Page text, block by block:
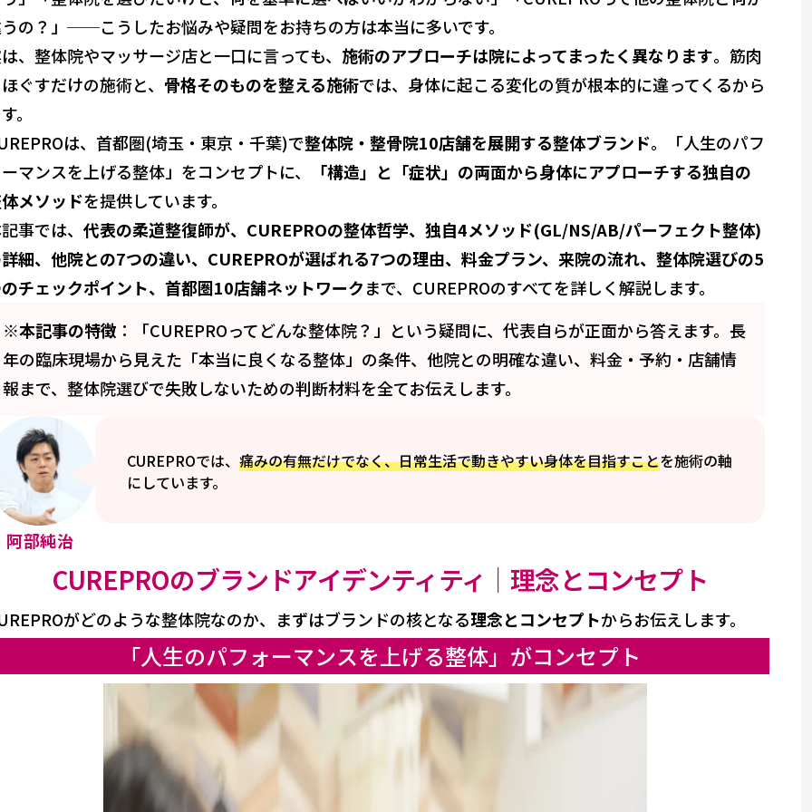
の？」──こうしたお悩みや疑問をお持ちの方は本当に多いです。
、整体院やマッサージ店と一口に言っても、 施術のアプローチは院によってまったく異なります。筋肉
ぐすだけの施術と、 骨格そのものを整える施術では、身体に起こる変化の質が根本的に違ってくるから
。
は、首都圏(埼玉・東京・千葉)で整体院・整骨院10店舗を展開する整体ブランド。「人生のパフ
マンスを上げる整体」をコンセプトに、
「構造」と「症状」の両面から身体にアプローチする独自の
メソッドを提供しています。
事では、 代表の柔道整復師が、CUREPROの整体哲学、独自4メソッド(GL/NS/AB/パーフェクト整体)
細、他院との7つの違い、CUREPROが選ばれる7つの理由、料金プラン、来院の流れ、整体院選びの5
チェックポイント、首都圏10店舗ネットワークまで、CUREPROのすべてを詳しく解説します。
※本記事の特徴 ：「CUREPROってどんな整体院？」という疑問に、代表自らが正面から答えます。長
年の臨床現場から見えた「本当に良くなる整体」の条件、他院との明確な違い、料金・予約・店舗情
報まで、整体院選びで失敗しないための判断材料を全てお伝えします。
阿部純治
CUREPROでは、 痛みの有無だけでなく、日常生活で動きやすい身体を目指すことを施術の軸
にしています。
CUREPROのブランドアイデンティティ｜理念とコンセプト
がどのような整体院なのか、まずはブランドの核となる理念とコンセプトからお伝えします。
「人生のパフォーマンスを上げる整体」がコンセプト